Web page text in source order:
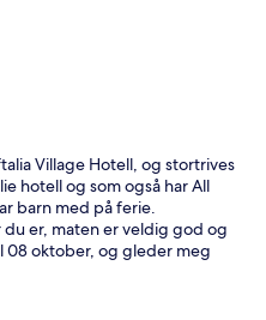
Village Hotell, og stortrives
hotell og som også har All
barn med på ferie.
er, maten er veldig god og
08 oktober, og gleder meg